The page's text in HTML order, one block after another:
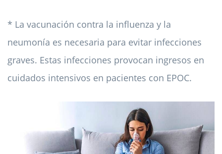
* La vacunación contra la influenza y la
neumonía es necesaria para evitar infecciones
graves. Estas infecciones provocan ingresos en
cuidados intensivos en pacientes con EPOC.